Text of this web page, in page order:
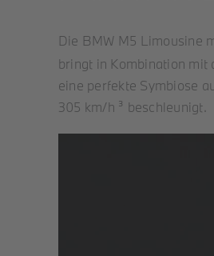
Die BMW M5 Limousine
bringt in Kombination mit
eine perfekte Symbiose
305 km/h ³ beschleunigt.